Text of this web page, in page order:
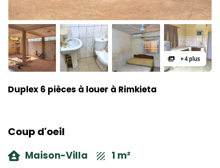
+4 plus
Duplex 6 pièces à louer à Rimkieta
Coup d'oeil
Maison-Villa 1 m²